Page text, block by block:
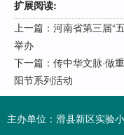
扩展阅读:
上一篇： 河南省第三届“
举办
下一篇： 传中华文脉·做
阳节系列活动
主办单位：滑县新区实验